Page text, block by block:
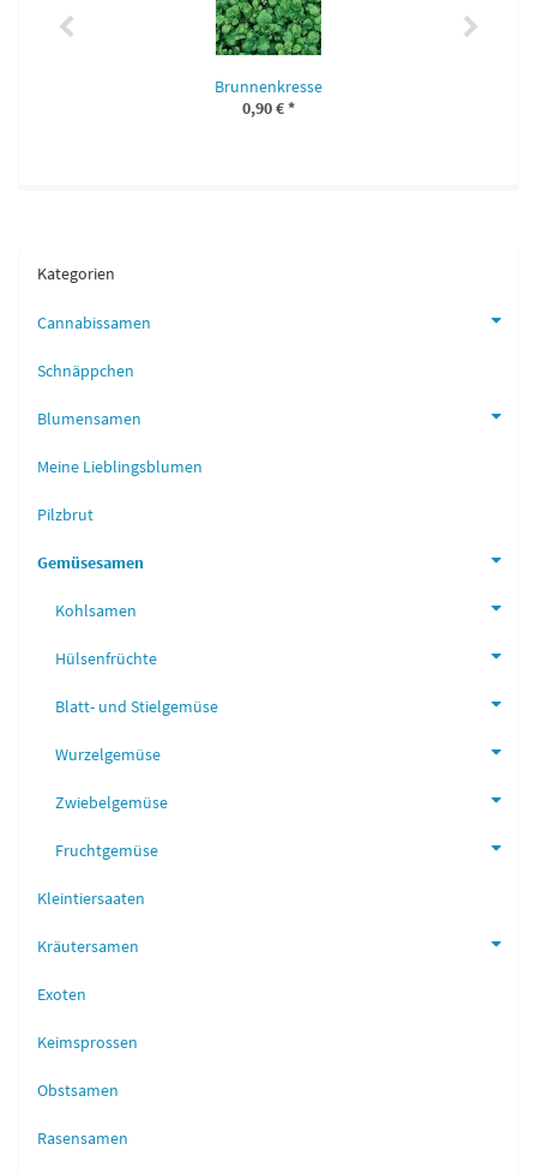
Brunnenkresse
0,90 €*
Kategorien
Cannabissamen
Schnäppchen
Blumensamen
Meine Lieblingsblumen
Pilzbrut
Gemüsesamen
Kohlsamen
Hülsenfrüchte
Blatt- und Stielgemüse
Wurzelgemüse
Zwiebelgemüse
Fruchtgemüse
Kleintiersaaten
Kräutersamen
Exoten
Keimsprossen
Obstsamen
Rasensamen